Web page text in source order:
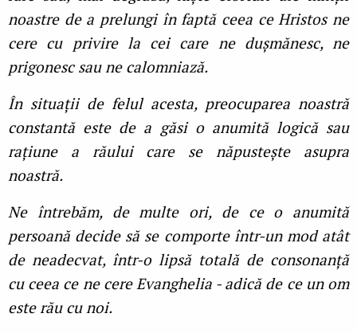
noastre de a prelungi în faptă ceea ce Hristos ne
cere cu privire la cei care ne dușmănesc, ne
prigonesc sau ne calomniază.
În situații de felul acesta, preocuparea noastră
constantă este de a găsi o anumită logică sau
rațiune a răului care se năpustește asupra
noastră.
Ne întrebăm, de multe ori, de ce o anumită
persoană decide să se comporte într-un mod atât
de neadecvat, într-o lipsă totală de consonanță
cu ceea ce ne cere Evanghelia - adică de ce un om
este rău cu noi.